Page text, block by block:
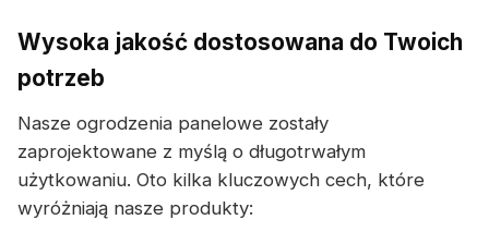
Wysoka jakość dostosowana do Twoich
potrzeb
Nasze ogrodzenia panelowe zostały
zaprojektowane z myślą o długotrwałym
użytkowaniu. Oto kilka kluczowych cech, które
wyróżniają nasze produkty: